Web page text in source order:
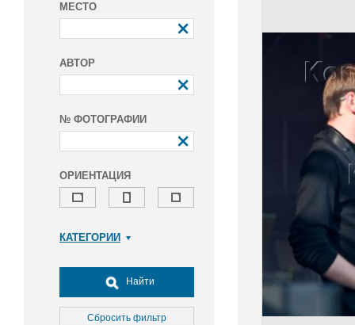
МЕСТО
АВТОР
№ ФОТОГРАФИИ
ОРИЕНТАЦИЯ
КАТЕГОРИИ
Досуг, туризм и отдых
Культура
Медицина
Найти
Сбросить фильтр